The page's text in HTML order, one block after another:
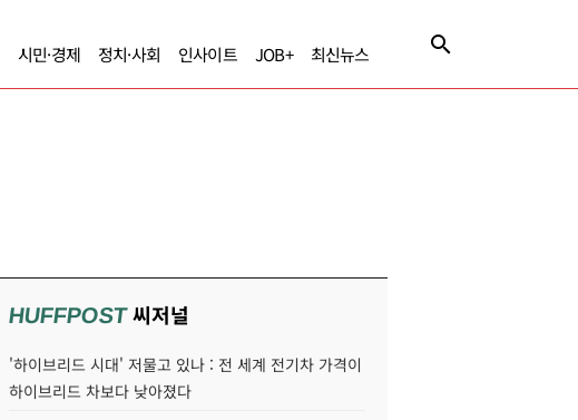
시민·경제 정치·사회 인사이트 JOB+ 최신뉴스
HUFFPOST씨저널
'하이브리드 시대' 저물고 있나 : 전 세계 전기차 가격이
하이브리드 차보다 낮아졌다